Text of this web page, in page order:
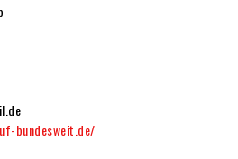
bundesweit.de/